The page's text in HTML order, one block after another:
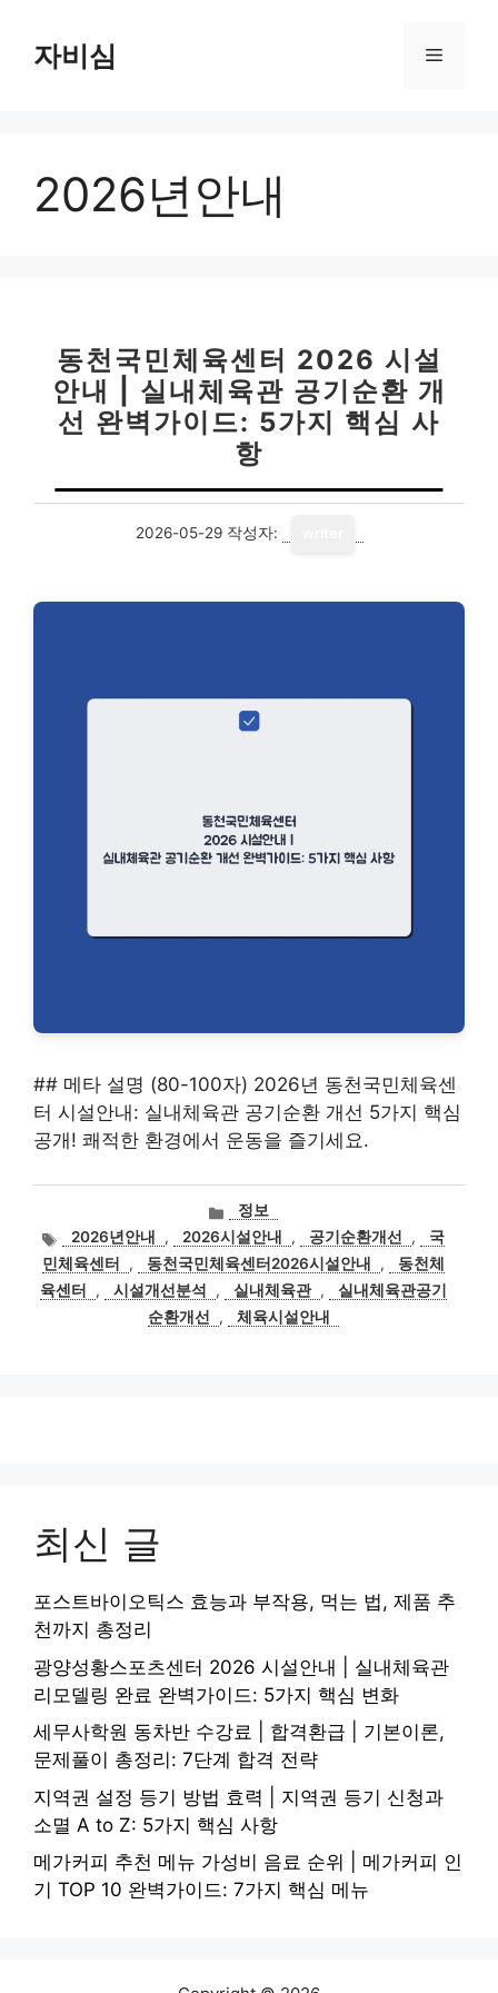
자비심 메
2026년안내
동천국민체육센터 2026 시설
안내 | 실내체육관 공기순환 개
선 완벽가이드: 5가지 핵심 사
항
2026-05-29 작성자:
## 메타 설명 (80-100자) 2026년 동천국민체육센
터 시설안내: 실내체육관 공기순환 개선 5가지 핵심
공개! 쾌적한 환경에서 운동을 즐기세요.
카
테
고
리
정보
태
그
2026년안내 , 2026시설안내 , 공기순환개선 ,
국
민체육센터
, 동천국민체육센터2026시설안내 ,
동천체
육센터
, 시설개선분석 , 실내체육관 ,
실내체육관공기
순환개선
, 체육시설안내
최신 글
포스트바이오틱스 효능과 부작용, 먹는 법, 제품 추
천까지 총정리
광양성황스포츠센터 2026 시설안내 | 실내체육관
리모델링 완료 완벽가이드: 5가지 핵심 변화
세무사학원 동차반 수강료 | 합격환급 | 기본이론,
문제풀이 총정리: 7단계 합격 전략
지역권 설정 등기 방법 효력 | 지역권 등기 신청과
소멸 A to Z: 5가지 핵심 사항
메가커피 추천 메뉴 가성비 음료 순위 | 메가커피 인
기 TOP 10 완벽가이드: 7가지 핵심 메뉴